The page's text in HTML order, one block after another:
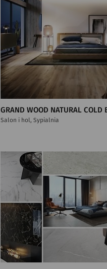
GRAND WOOD NATURAL COLD
Salon i hol, Sypialnia